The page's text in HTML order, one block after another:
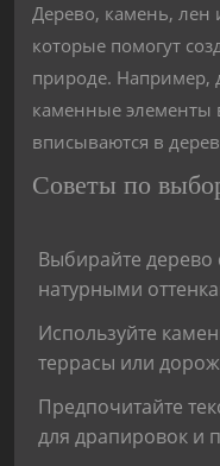
Дерево, камень, лен
которые помогут
природе. Например,
каменные элементы
вписываются в
Советы по
Выбирайте дерево
натурными
Используйте
террасы или
Предпочитайте
для драпировок и